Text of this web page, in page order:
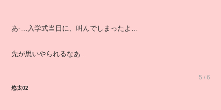
あ‐…入学式当日に、叫んでしまったよ…
先が思いやられるなあ…
5 / 6
悠太02